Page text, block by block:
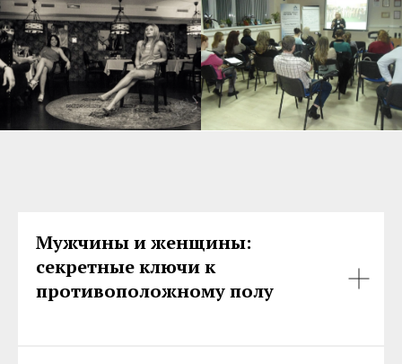
Мужчины и женщины:
секретные ключи к
противоположному полу